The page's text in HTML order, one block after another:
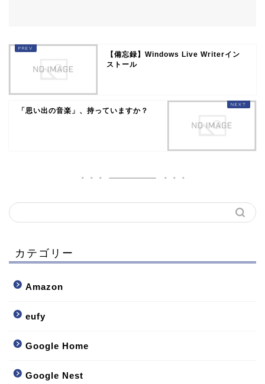
【備忘録】Windows Live Writerイン
ストール
「思い出の音楽」、持っていますか？
カテゴリー
Amazon
eufy
Google Home
Google Nest